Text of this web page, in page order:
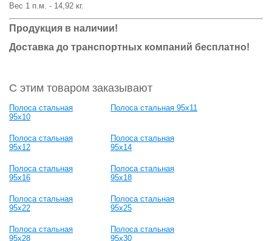
Вес 1 п.м. - 14,92 кг.
Продукция в наличии!
Доставка до транспортных компаний бесплатно!
С этим товаром заказывают
Полоса стальная
95x10
Полоса стальная 95x11
Полоса стальная
95x12
Полоса стальная
95x14
Полоса стальная
95x16
Полоса стальная
95x18
Полоса стальная
95x22
Полоса стальная
95x25
Полоса стальная
95x28
Полоса стальная
95x30